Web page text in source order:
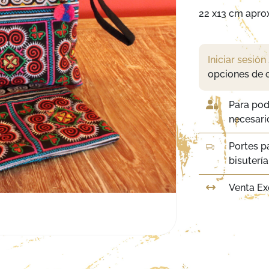
22 x13 cm
Iniciar sesión
opciones de
Para
Portes
Venta